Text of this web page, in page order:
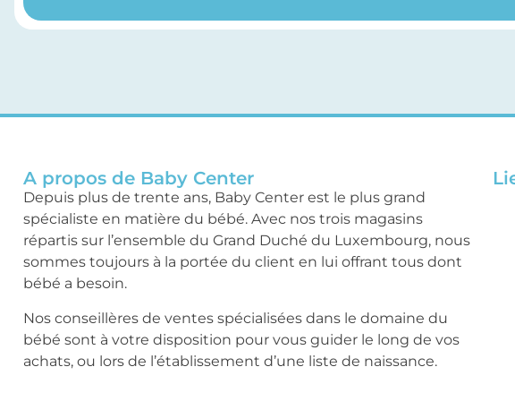
A propos de Baby Center
Depuis plus de trente ans, Baby Center est le plus grand
spécialiste en matière du bébé. Avec nos trois magasins
répartis sur l’ensemble du Grand Duché du Luxembourg, nous
sommes toujours à la portée du client en lui offrant tous dont
bébé a besoin.
Nos conseillères de ventes spécialisées dans le domaine du
bébé sont à votre disposition pour vous guider le long de vos
achats, ou lors de l’établissement d’une liste de naissance.